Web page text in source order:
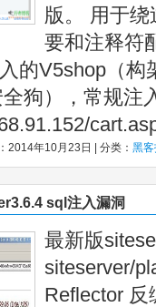
版。 用于
要和注释符
的V5shop（
狗），常规注
2014年10月23日 | 分类： 黑
sql注入漏洞
最新版
siteserver/
Reflector 反